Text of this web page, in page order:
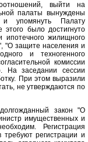
выйти на
палаты вынуждены
упомянуть Палату
этого было достигнуто
ипотечного жилищного
"О защите населения и
и техногенного
комиссии
На заседании сессии
При этом выразили
не утверждаются по
закон "О
имущественных и
Регистрация
регистрации и